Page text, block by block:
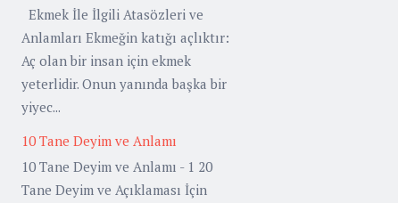
Ekmek İle İlgili Atasözleri ve
Anlamları Ekmeğin katığı açlıktır:
Aç olan bir insan için ekmek
yeterlidir. Onun yanında başka bir
yiyec...
10 Tane Deyim ve Anlamı
10 Tane Deyim ve Anlamı - 1 20
Tane Deyim ve Açıklaması İçin